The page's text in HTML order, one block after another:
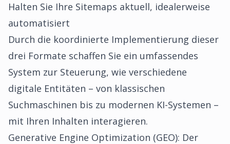
Halten Sie Ihre Sitemaps aktuell, idealerweise
automatisiert
Durch die koordinierte Implementierung dieser
drei Formate schaffen Sie ein umfassendes
System zur Steuerung, wie verschiedene
digitale Entitäten – von klassischen
Suchmaschinen bis zu modernen KI-Systemen –
mit Ihren Inhalten interagieren.
Generative Engine Optimization (GEO): Der